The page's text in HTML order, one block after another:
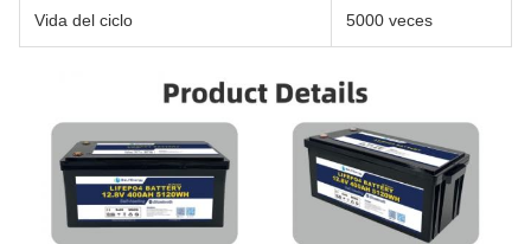
Vida del ciclo 5000 veces